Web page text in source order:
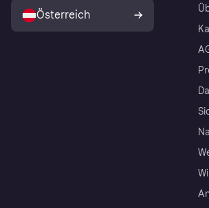
Österreich